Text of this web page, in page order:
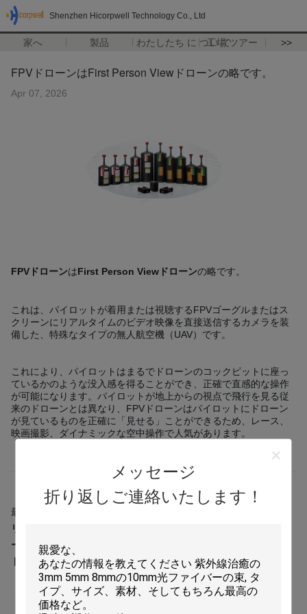
Shenzhen Hicorpwell Technology Co., Ltd
家へ 製品 わたしたち に つい て工場 ツアー >>
メッセージ
折り返しご連絡いたします！
FPVドローンはFirst Person Viewドローンの略です。
Apr 07, 2026
FPVドローンはFirst Person Viewドローンの略です。
これは、パイロットが着用または視聴するFPVゴーグルまたはス
クリーンにリアルタイムのビデオ映像を直接送信するカメラを装
備した、特殊なタイプの無人航空機（UAV）です。
これにより、パイロットはまるでドローンのコックピットに座っ
ているかのような没入感を得ることができ、正確で直感的な操作
が可能になります。パイロットが地上からの視点で飛行を見る従
来のドローンとは異なり、FPVドローンはパイロットにドローン
が見ているものを正確に「見せる」ことができるため、レース、
映画撮影、ダイナミックな空中操作で人気があります。
最終的な答え:
リアルタイムのカメラ映像をパイロットのゴーグルまたはスクリ
ーンに送信することで没入感のある飛行体験を提供し、パイロッ
トはドローンの中にいるかのように感じることができます。